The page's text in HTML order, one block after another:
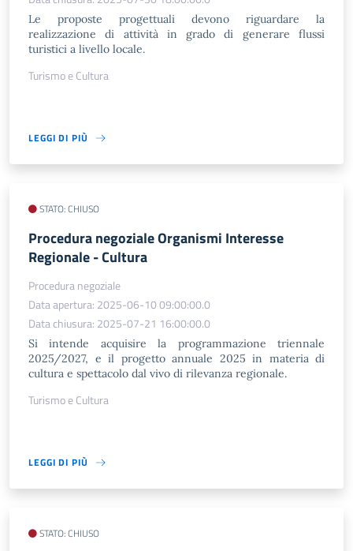
Le proposte progettuali devono riguardare la
realizzazione di attività in grado di generare flussi
turistici a livello locale.
Turismo e Cultura
LEGGI DI PIÙ
STATO: CHIUSO
Procedura negoziale Organismi Interesse
Regionale - Cultura
Procedura negoziale
Data apertura: 2025-06-10 09:00:00.0
Data chiusura: 2025-07-21 16:00:00.0
Si intende acquisire la programmazione triennale
2025/2027, e il progetto annuale 2025 in materia di
cultura e spettacolo dal vivo di rilevanza regionale.
Turismo e Cultura
LEGGI DI PIÙ
STATO: CHIUSO